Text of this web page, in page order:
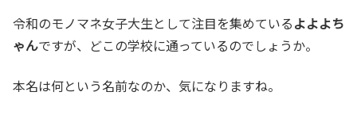
令和のモノマネ女子大生として注目を集めているよよよち
ゃんですが、どこの学校に通っているのでしょうか。
本名は何という名前なのか、気になりますね。